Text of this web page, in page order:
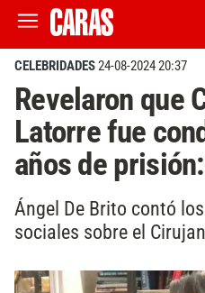
CELEBRIDADES24-08-2024 20:37
Revelaron que
Latorre fue
años de
Ángel De Brito contó
sociales sobre el